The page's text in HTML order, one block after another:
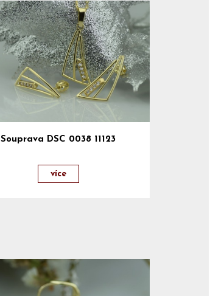
Souprava DSC 0038 11123
více